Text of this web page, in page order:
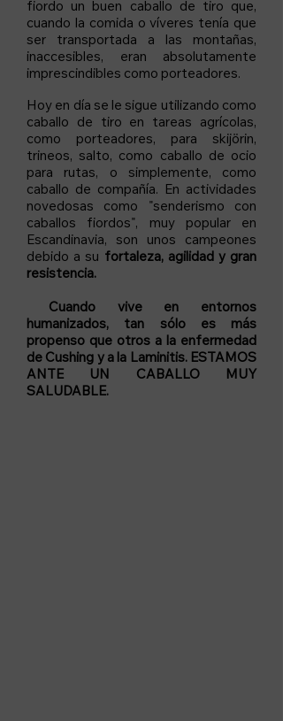
fiordo un buen caballo de tiro que,
cuando la comida o víveres tenía que
ser transportada a las montañas,
inaccesibles, eran absolutamente
imprescindibles como porteadores.
Hoy en día se le sigue utilizando como
caballo de tiro en tareas agrícolas,
como porteadores, para skijörin,
trineos, salto, como caballo de ocio
para rutas, o simplemente, como
caballo de compañía. En actividades
novedosas como "senderismo con
caballos fiordos", muy popular en
Escandinavia, son unos campeones
debido a su fortaleza, agilidad y gran
resistencia.
Cuando vive en entornos
humanizados, tan sólo es más
propenso que otros a la enfermedad
de Cushing y a la Laminitis. ESTAMOS
ANTE UN CABALLO MUY
SALUDABLE.